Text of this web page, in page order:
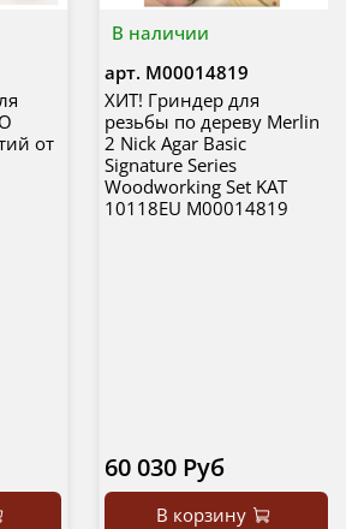
от
В наличии
арт. М00014819
ХИТ! Гриндер для
резьбы по дереву Merlin
2 Nick Agar Basic
Signature Series
Woodworking Set KAT
10118EU М00014819
60 030 Руб
В корзину